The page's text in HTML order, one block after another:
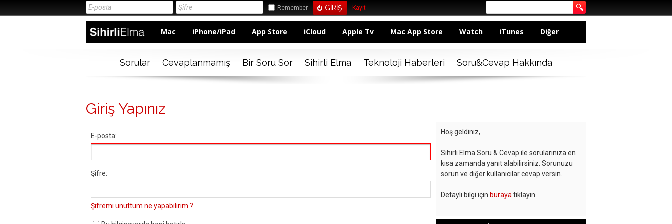
Remember Kayıt
Mac iPhone/iPad App Store iCloud Apple Tv Mac App Store Watch iTunes Diğer
Sorular Cevaplanmamış Bir Soru Sor Sihirli Elma Teknoloji Haberleri Soru&Cevap Hakkında
Giriş Yapınız
E-posta:
Şifre:
Şifremi unuttum ne yapabilirim ?
Hoş geldiniz,
Sihirli Elma Soru & Cevap ile sorularınıza en
kısa zamanda yanıt alabilirsiniz. Sorunuzu
sorun ve diğer kullanıcılar cevap versin.
Detaylı bilgi için buraya tıklayın.